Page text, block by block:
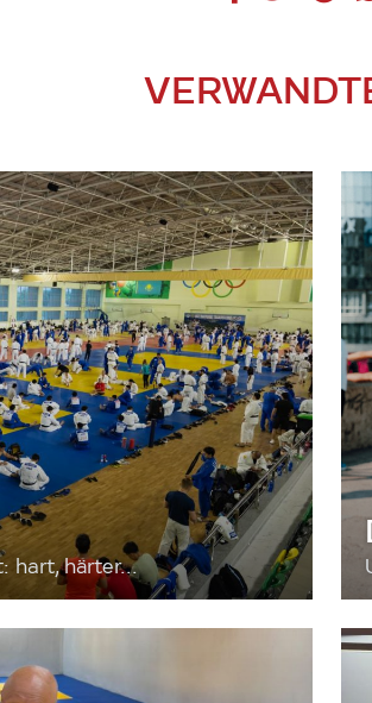
hart, härter...